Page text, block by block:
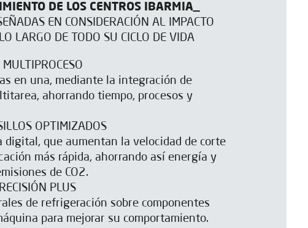
DE LOS CENTROS IBARMIA_
EN CONSIDERACIÓN AL IMPACTO
LARGO DE TODO SU CICLO DE VIDA
en una, mediante la integración de
ahorrando tiempo, procesos y
OPTIMIZADOS
digital, que aumentan la velocidad de corte
más rápida, ahorrando así energía y
de CO2.
PLUS
de refrigeración sobre componentes
para mejorar su comportamiento.